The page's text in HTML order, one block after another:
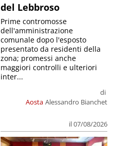
del Lebbroso
Aosta
di
Alessandro Bianchet
il 07/08/2026
Prime contromosse
dell'amministrazione
comunale dopo l'esposto
presentato da residenti della
zona; promessi anche
maggiori controlli e ulteriori
inter...